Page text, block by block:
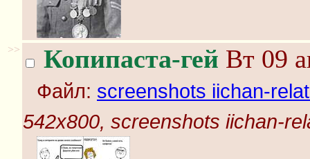
>> Копипаста-гей Вт 09
Файл: screenshots iichan-
542x800, screenshots iichan-